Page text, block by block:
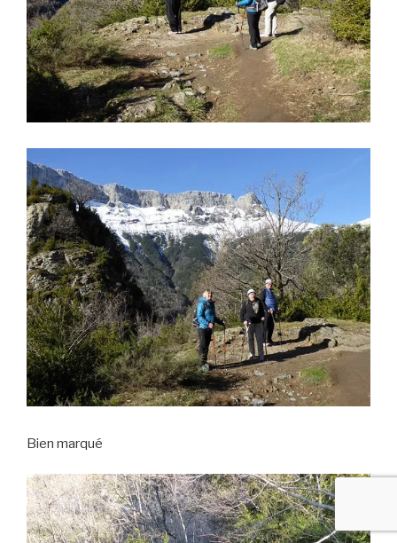
Bien marqué